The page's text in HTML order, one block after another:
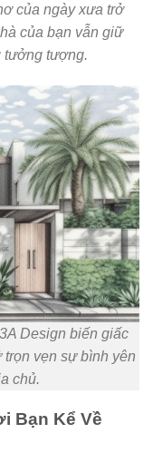
của ngày xưa trở
của bạn vẫn giữ
tưởng tượng.
Design biến giấc
vẹn sự bình yên
chủ.
Bạn Kể Về